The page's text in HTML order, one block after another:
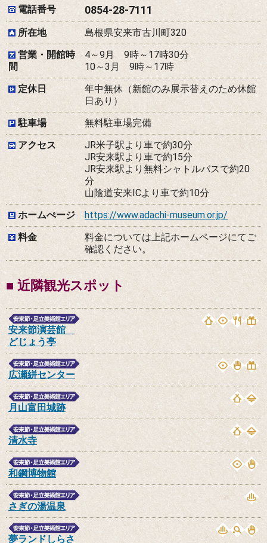
電話番号 0854-28-7111
所在地
島根県安来市古川町320
営業・開館時
間
4～9月 9時～17時30分
10～3月 9時～17時
定休日
年中無休（新館のみ展示替えのため休館
日あり）
駐車場
無料駐車場完備
アクセス
JR米子駅より車で約30分
JR安来駅より車で約15分
JR安来駅より無料シャトルバスで約20
分
山陰道安来ICより車で約10分
ホームぺージ
https://www.adachi-museum.or.jp/
料金
料金については上記ホームページにてご
確認ください。
■ 近隣観光スポット
安来節演芸館
どじょう亭
広瀬絣センター
月山富田城跡
清水寺
和鋼博物館
さぎの湯温泉
夢ランドしらさ